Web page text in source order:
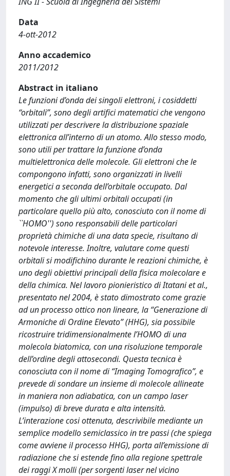
Data
4-ott-2012
Anno accademico
2011/2012
Abstract in italiano
Le funzioni d’onda dei singoli elettroni, i cosiddetti
“orbitali”, sono degli artifici matematici che vengono
utilizzati per descrivere la distribuzione spaziale
elettronica all’interno di un atomo. Allo stesso modo,
sono utili per trattare la funzione d’onda
multielettronica delle molecole. Gli elettroni che le
compongono infatti, sono organizzati in livelli
energetici a seconda dell’orbitale occupato. Dal
momento che gli ultimi orbitali occupati (in
particolare quello più alto, conosciuto con il nome di
``HOMO'') sono responsabili delle particolari
proprietà chimiche di una data specie, risultano di
notevole interesse. Inoltre, valutare come questi
orbitali si modifichino durante le reazioni chimiche, è
uno degli obiettivi principali della fisica molecolare e
della chimica. Nel lavoro pionieristico di Itatani et al.,
presentato nel 2004, è stato dimostrato come grazie
ad un processo ottico non lineare, la “Generazione di
Armoniche di Ordine Elevato” (HHG), sia possibile
ricostruire tridimensionalmente l’HOMO di una
molecola biatomica, con una risoluzione temporale
dell’ordine degli attosecondi. Questa tecnica è
conosciuta con il nome di “Imaging Tomografico”, e
prevede di sondare un insieme di molecole allineate
in maniera non adiabatica, con un campo laser
(impulso) di breve durata e alta intensità.
L’interazione cosi ottenuta, descrivibile mediante un
semplice modello semiclassico in tre passi (che spiega
come avviene il processo HHG), porta all’emissione di
radiazione che si estende fino alla regione spettrale
dei raggi X molli (per sorgenti laser nel vicino